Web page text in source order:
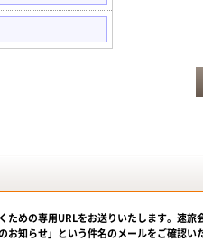
ための専用URLをお送りいたします。速
お知らせ」という件名のメールをご確認